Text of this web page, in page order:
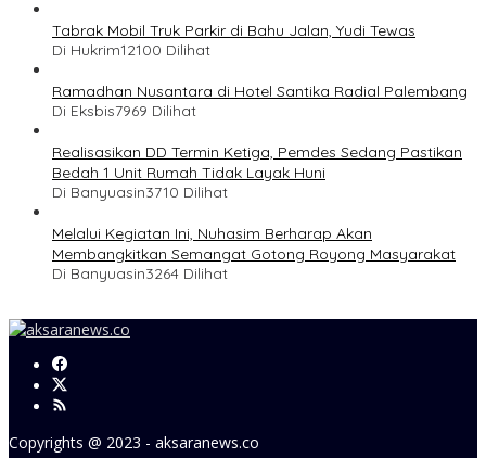
Tabrak Mobil Truk Parkir di Bahu Jalan, Yudi Tewas
Di Hukrim12100 Dilihat
Ramadhan Nusantara di Hotel Santika Radial Palembang
Di Eksbis7969 Dilihat
Realisasikan DD Termin Ketiga, Pemdes Sedang Pastikan
Bedah 1 Unit Rumah Tidak Layak Huni
Di Banyuasin3710 Dilihat
Melalui Kegiatan Ini, Nuhasim Berharap Akan
Membangkitkan Semangat Gotong Royong Masyarakat
Di Banyuasin3264 Dilihat
Copyrights @ 2023 - aksaranews.co